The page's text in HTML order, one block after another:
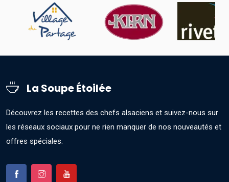
La Soupe Étoilée
Découvrez les recettes des chefs alsaciens et suivez-nous sur
les réseaux sociaux pour ne rien manquer de nos nouveautés et
offres spéciales.